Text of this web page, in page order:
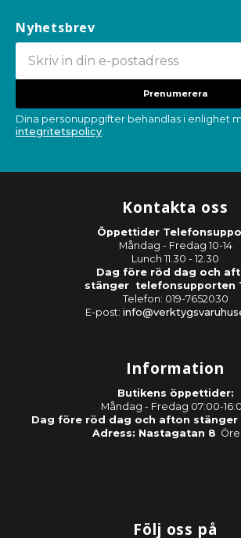
Nyhetsbrev
Prenumerera
Dina personuppgifter behandlas i enlighet
integritetspolicy.
Kontakta oss
Öppettider
Måndag - Fredag 10-14
Lunch 11.30 - 12.30
Dag före röd dag och
stänger telefonsupporten
Telefon: 019-7652030
E-post:
Information
Butikens öppettider:
Måndag - Fredag 07:00-
Dag före röd dag och afton stänger
Adress: Nastagatan 8
Följ oss på